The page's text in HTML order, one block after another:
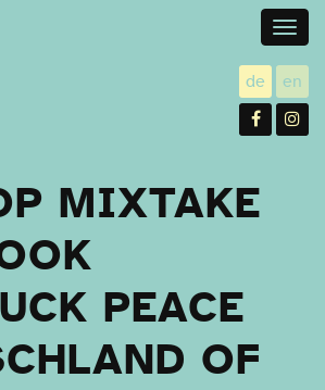
de utsch
en
MIXTAKE
PEACE
OF